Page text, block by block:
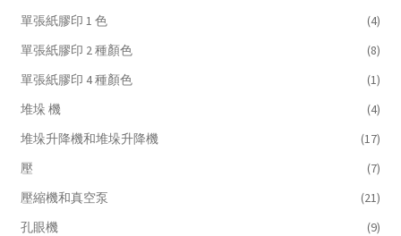
單張紙膠印 1 色
(4)
單張紙膠印 2 種顏色
(8)
單張紙膠印 4 種顏色
(1)
堆垛 機
(4)
堆垛升降機和堆垛升降機
(17)
壓
(7)
壓縮機和真空泵
(21)
孔眼機
(9)